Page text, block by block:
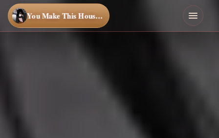
You Make This House a Home